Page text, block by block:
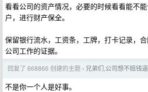
看看公司的资产情况，必要的时候看看能不
户，进行财产保全。
保留银行流水，工资条，工牌，打卡记录，
公司工作的证据。
回复了 668866 创建的主题 › 兄弟们,公司想不赔钱
不是你一个人是好事。